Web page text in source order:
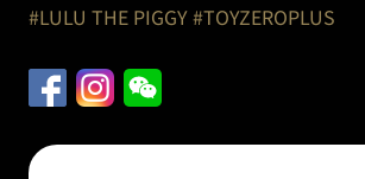
#LULU THE PIGGY#TOYZEROPLUS